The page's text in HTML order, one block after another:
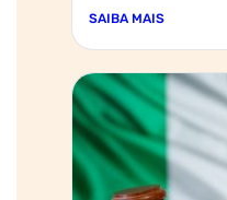
SAIBA MAIS